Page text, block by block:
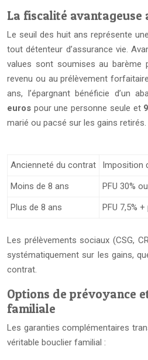
La fiscalité avantageuse
Le seuil des huit ans représente
tout détenteur d’assurance vie.
values sont soumises au barème
revenu ou au prélèvement
ans, l’épargnant bénéficie d’un
euros pour une personne seule et
marié ou pacsé sur les gains retirés.
Ancienneté du contrat Imposition
Moins de 8 ans
PFU 30%
Plus de 8 ans
PFU 7,5%
Les prélèvements sociaux (CSG,
systématiquement sur les gains,
contrat.
Options de prévoyance
familiale
Les garanties complémentaires
véritable bouclier familial :